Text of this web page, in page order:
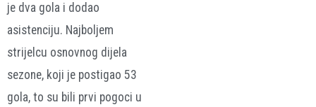
je dva gola i dodao
asistenciju. Najboljem
strijelcu osnovnog dijela
sezone, koji je postigao 53
gola, to su bili prvi pogoci u